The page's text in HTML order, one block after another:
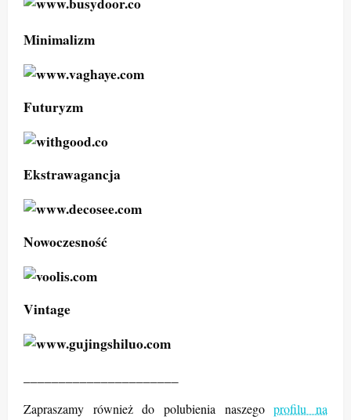
Minimalizm
Futuryzm
Ekstrawagancja
Nowoczesność
Vintage
Zapraszamy również do polubienia naszegoprofilu na